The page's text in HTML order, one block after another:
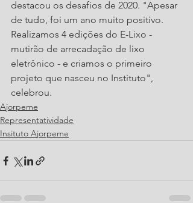
destacou os desafios de 2020. "Apesar
de tudo, foi um ano muito positivo.
Realizamos 4 edições do E-Lixo -
mutirão de arrecadação de lixo
eletrônico - e criamos o primeiro
projeto que nasceu no Instituto",
celebrou.
Ajorpeme
Representatividade
Insituto Ajorpeme